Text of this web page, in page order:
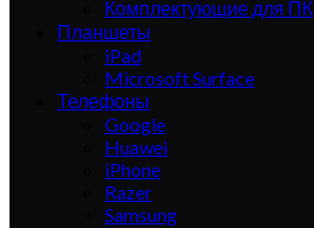
Комплектующие для ПК
Планшеты
iPad
Microsoft Surface
Телефоны
Google
Huawei
iPhone
Razer
Samsung